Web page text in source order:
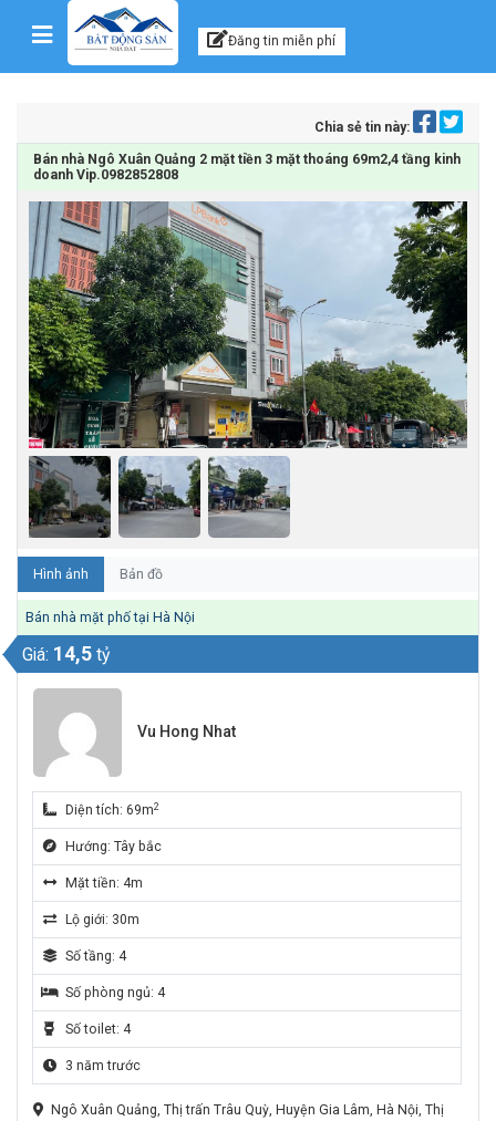
Skip to content Kênh thông tin, tư vấn
Đăng tin miễn phí
Chia sẻ tin này:
Bán nhà Ngô Xuân Quảng 2 mặt tiền 3 mặt thoáng 69m2,4 tầng kinh
doanh Vip.0982852808
Hình ảnh Bản đồ
Bán nhà mặt phố tại Hà Nội
Giá: 14,5 tỷ
Vu Hong Nhat
Diện tích: 69m2
Hướng: Tây bắc
Mặt tiền: 4m
Lộ giới: 30m
Số tầng: 4
Số phòng ngủ: 4
Số toilet: 4
3 năm trước
Ngô Xuân Quảng, Thị trấn Trâu Quỳ, Huyện Gia Lâm, Hà Nội, Thị